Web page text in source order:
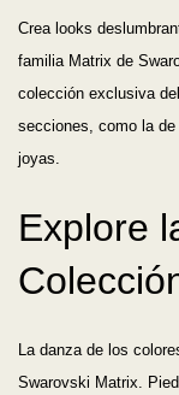
Crea looks
familia Matrix de
colección exclusiva
secciones, como la de
joyas.
Explore
La danza de los
Swarovski Matrix.